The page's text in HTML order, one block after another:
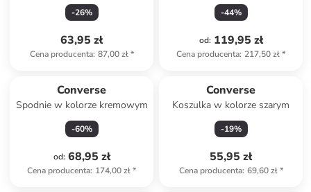
-26%
63,95 zł
Cena producenta: 87,00 zł*
-44%
od: 119,95 zł
Cena producenta: 217,50 zł*
Converse
Spodnie w kolorze kremowym
-60%
od: 68,95 zł
Cena producenta: 174,00 zł*
Converse
Koszulka w kolorze szarym
-19%
55,95 zł
Cena producenta: 69,60 zł*